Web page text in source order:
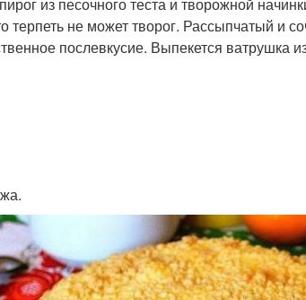
терпеть не может творог. Рассыпчатый и
послевкусие. Выпекется ватрушка